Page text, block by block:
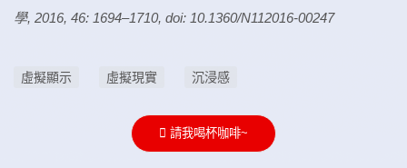
學, 2016, 46: 1694–1710, doi: 10.1360/N112016-00247
虛擬顯示 虛擬現實 沉浸感
請我喝杯咖啡~